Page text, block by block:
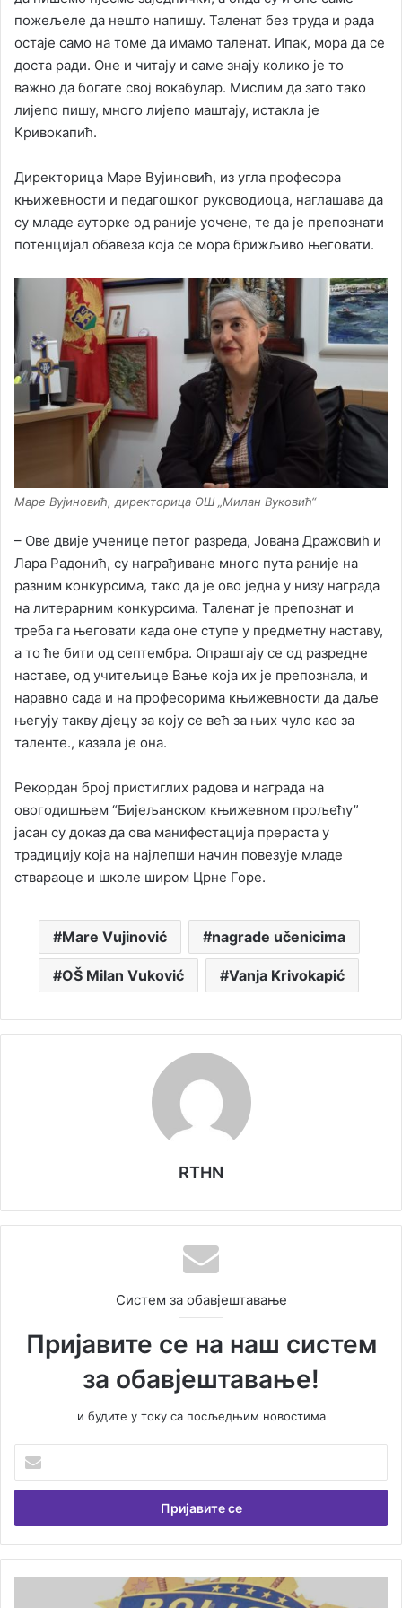
пожељеле да нешто напишу. Таленат без труда и рада
остаје само на томе да имамо таленат. Ипак, мора да се
доста ради. Оне и читају и саме знају колико је то
важно да богате свој вокабулар. Мислим да зато тако
лијепо пишу, много лијепо маштају, истакла је
Кривокапић.
Директорица Маре Вујиновић, из угла професора
књижевности и педагошког руководиоца, наглашава да
су младе ауторке од раније уочене, те да је препознати
потенцијал обавеза која се мора брижљиво његовати.
Маре Вујиновић, директорица ОШ „Милан Вуковић“
– Ове двије ученице петог разреда, Јована Дражовић и
Лара Радонић, су награђиване много пута раније на
разним конкурсима, тако да је ово једна у низу награда
на литерарним конкурсима. Таленат је препознат и
треба га његовати када оне ступе у предметну наставу,
а то ће бити од септембра. Опраштају се од разредне
наставе, од учитељице Вање која их је препознала, и
наравно сада и на професорима књижевности да даље
његују такву дјецу за коју се већ за њих чуло као за
таленте., казала је она.
Рекордан број пристиглих радова и награда на
овогодишњем “Бијељанском књижевном прољећу”
јасан су доказ да ова манифестација прераста у
традицију која на најлепши начин повезује младе
ствараоце и школе широм Црне Горе.
Mare Vujinović nagrade učenicima
OŠ Milan Vuković Vanja Krivokapić
RTHN
Систем за обавјештавање
Пријавите се на наш систем
за обавјештавање!
и будите у току са посљедњим новостима
е
и
т